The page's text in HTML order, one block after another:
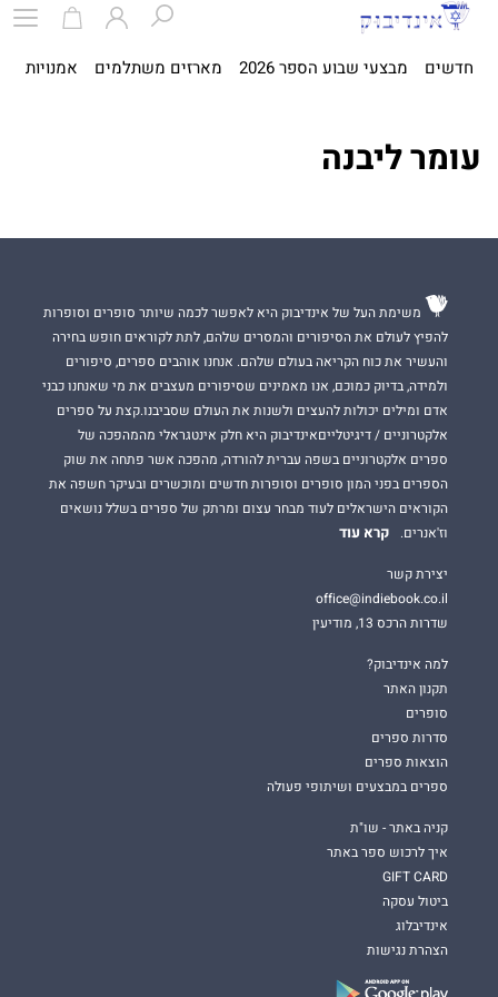
חדשים מבצעי שבוע הספר 2026 מארזים משתלמים אמנויות
עומר ליבנה
משימת העל של אינדיבוק היא לאפשר לכמה שיותר סופרים וסופרות
להפיץ לעולם את הסיפורים והמסרים שלהם, לתת לקוראים חופש בחירה
והעשיר את כוח הקריאה בעולם שלהם. אנחנו אוהבים ספרים, סיפורים
ולמידה, בדיוק כמוכם, אנו מאמינים שסיפורים מעצבים את מי שאנחנו כבני
אדם ומילים יכולות להעצים ולשנות את העולם שסביבנו.קצת על ספרים
אלקטרוניים / דיגיטלייםאינדיבוק היא חלק אינטגראלי מהמהפכה של
ספרים אלקטרוניים בשפה עברית להורדה, מהפכה אשר פתחה את שוק
הספרים בפני המון סופרים וסופרות חדשים ומוכשרים ובעיקר חשפה את
הקוראים הישראלים לעוד מבחר עצום ומרתק של ספרים בשלל נושאים
וז'אנרים.
קרא עוד
יצירת קשר
office@indiebook.co.il
שדרות הרכס 13, מודיעין
למה אינדיבוק?
תקנון האתר
סופרים
סדרות ספרים
הוצאות ספרים
ספרים במבצעים ושיתופי פעולה
קניה באתר - שו"ת
איך לרכוש ספר באתר
GIFT CARD
ביטול עסקה
אינדיבלוג
הצהרת נגישות